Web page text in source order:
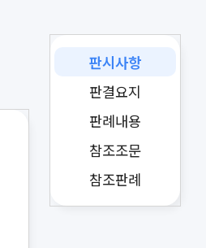
판시사항
판결요지
판례내용
참조조문
참조판례